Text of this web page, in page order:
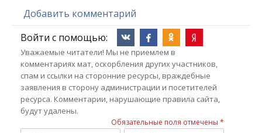
Добавить комментарий
Войти с помощью:
Уважаемые читатели! Мы не приемлем в
комментариях мат, оскорбления других участников,
спам и ссылки на сторонние ресурсы, враждебные
заявления в сторону администрации и посетителей
ресурса. Комментарии, нарушающие правила сайта,
будут удалены.
Обязательные поля отмечены *